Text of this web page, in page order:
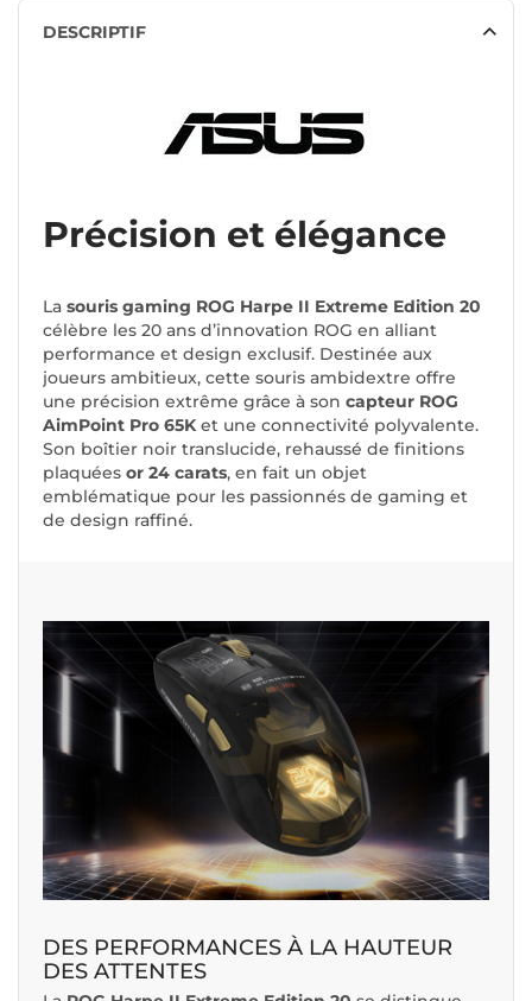
DESCRIPTIF
Précision et élégance
La souris gaming ROG Harpe II Extreme Edition 20
célèbre les 20 ans d’innovation ROG en alliant
performance et design exclusif. Destinée aux
joueurs ambitieux, cette souris ambidextre offre
une précision extrême grâce à son capteur ROG
AimPoint Pro 65Ket une connectivité polyvalente.
Son boîtier noir translucide, rehaussé de finitions
plaquées or 24 carats, en fait un objet
emblématique pour les passionnés de gaming et
de design raffiné.
DES PERFORMANCES À LA HAUTEUR
DES ATTENTES